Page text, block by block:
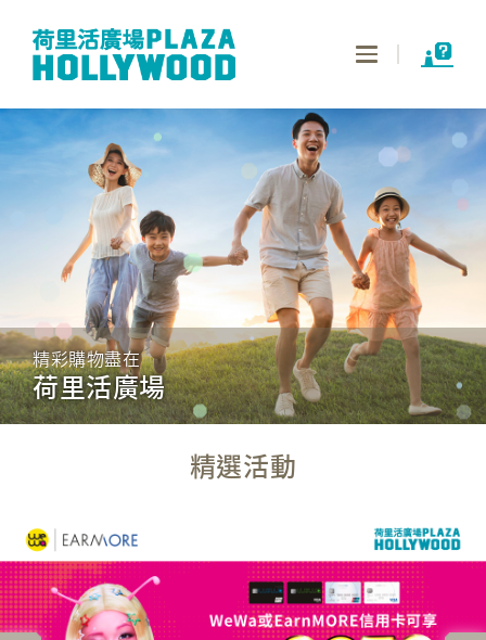
Toggle
精彩購物盡在
荷里活廣場
精選活動